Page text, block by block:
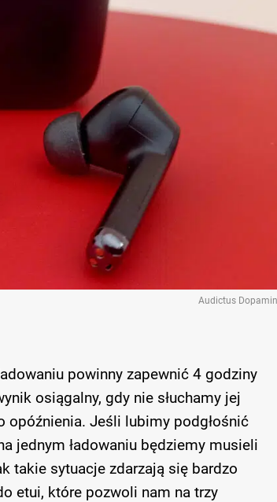
Audictus
powinny zapewnić 4 godziny
osiągalny, gdy nie słuchamy jej
opóźnienia. Jeśli lubimy podgłośnić
jednym ładowaniu będziemy musieli
takie sytuacje zdarzają się bardzo
etui, które pozwoli nam na trzy